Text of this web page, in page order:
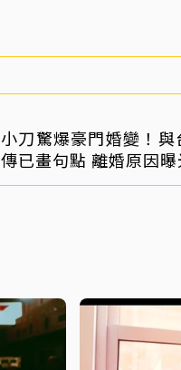
小刀驚爆豪門婚變！
傳已畫句點 離婚原因曝